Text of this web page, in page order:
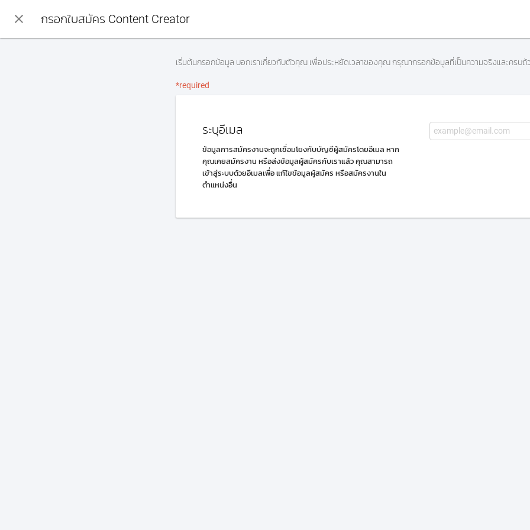
close กรอกใบสมัคร Content Creator
เริ่มต้นกรอกข้อมูล บอกเราเกี่ยวกับตัวคุณ เพื่อประหยัดเวลาของคุณ กรุณากรอกข้อมูลที่เป็นความจริงและครบถ้
*required
ระบุอีเมล
ข้อมูลการสมัครงานจะถูกเชื่อมโยงกับบัญชีผู้สมัครโดยอีเมล หาก
คุณเคยสมัครงาน หรือส่งข้อมูลผู้สมัครกับเราแล้ว คุณสามารถ
เข้าสู่ระบบด้วยอีเมลเพื่อ แก้ไขข้อมูลผู้สมัคร หรือสมัครงานใน
ตำแหน่งอื่น